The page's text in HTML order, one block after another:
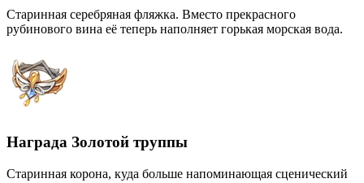
Старинная серебряная фляжка. Вместо прекрасного
рубинового вина её теперь наполняет горькая морская вода.
Награда Золотой труппы
Старинная корона, куда больше напоминающая сценический